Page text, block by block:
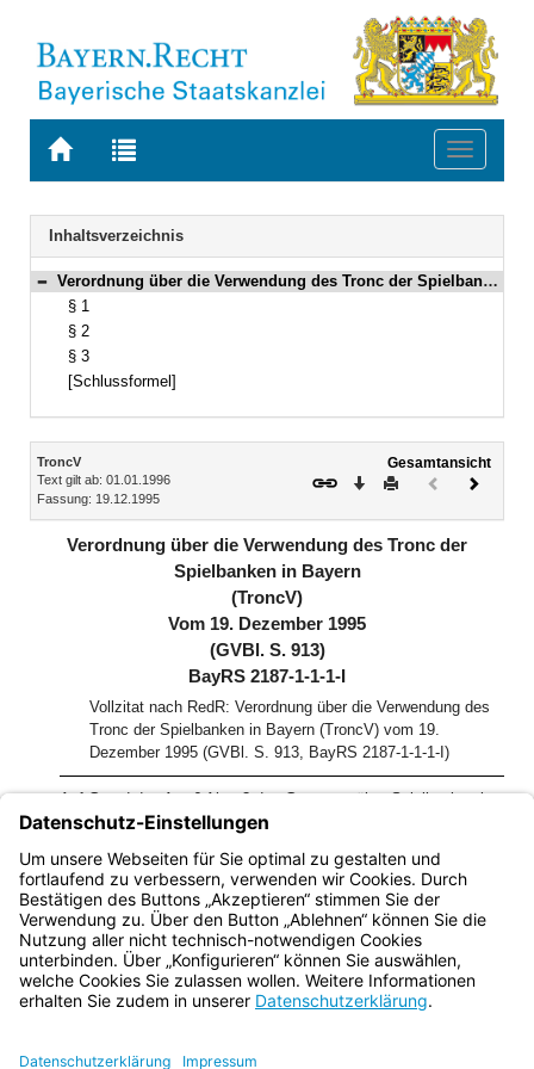
Zur
BAYERN.RECHT
Zur
letzten
Suche
Toggle
Navigation
Inhaltsverzeichnis
Bereich reduzieren
Verordnung über die Verwendung des Tronc der Spielbanken in Bayern (TroncV) Vom 19. Dezember 1995 (GVBl. S. 913) BayRS 2187-1-1-1-I (§§ 1–3)
§ 1
§ 2
§ 3
[Schlussformel]
Inhalt
TroncV
Text gilt ab: 01.01.1996
Fassung: 19.12.1995
Gesamtansicht
Download
DruckenVorheriges
(inaktiv)
Verordnung über die Verwendung des Tronc der
Spielbanken in Bayern
(TroncV)
Vom 19. Dezember 1995
(GVBl. S. 913)
BayRS 2187-1-1-1-I
Vollzitat nach RedR: Verordnung über die Verwendung des
Tronc der Spielbanken in Bayern (TroncV) vom 19.
Dezember 1995 (GVBl. S. 913, BayRS 2187-1-1-1-I)
Auf Grund des Art. 6 Abs. 3 des Gesetzes über Spielbanken im
Freistaat Bayern vom 26. Juli 1995 (GVBl S. 350, BayRS 2187-
Einvernehmen mit dem Bayerischen Staatsministerium der
Finanzen folgende Verordnung:
Bayern.de
BayernPortal
Impressum